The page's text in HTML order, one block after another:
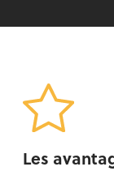
Les